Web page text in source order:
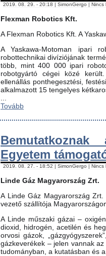
2019. 08. 29. - 20:18 | SimonGergo | Nincs
Flexman Robotics Kft.
A Flexman Robotics Kft. A
A Yaskawa-Motoman ipari
robottechnikai divíziójának
több, mint 400 000 ipari
robotgyártó cégei közé
ellenállás ponthegesztési,
alkalmazott 15 tengelyes
Tovább
Egyetem
2019. 08. 27. - 18:52 | SimonGergo | Nincs
Linde Gáz Magyarország Zrt.
A Linde Gáz Magyarország
vezető szállítója
A Linde műszaki gázai –
dioxid, hidrogén, acetilén és
orvosi gázok,
gázkeverékek – jelen vannak
tudományban, a kutatásban és